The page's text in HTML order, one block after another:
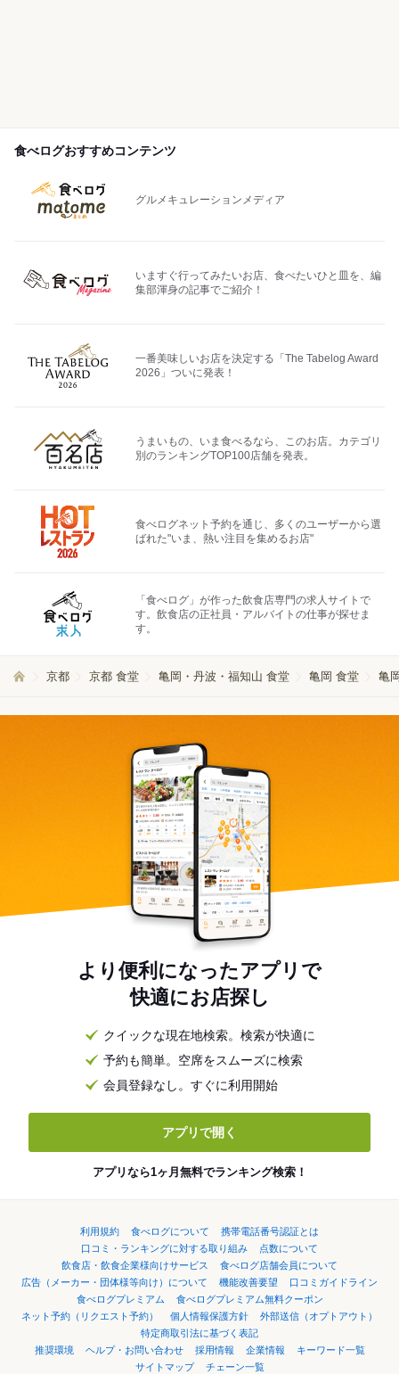
食べログおすすめコンテンツ
グルメキュレーションメディア
いますぐ行ってみたいお店、食べたいひと皿を、編
集部渾身の記事でご紹介！
一番美味しいお店を決定する「The Tabelog Award
2026」ついに発表！
うまいもの、いま食べるなら、このお店。カテゴリ
別のランキングTOP100店舗を発表。
食べログネット予約を通じ、多くのユーザーから選
ばれた"いま、熱い注目を集めるお店"
「食べログ」が作った飲食店専門の求人サイトで
す。飲食店の正社員・アルバイトの仕事が探せま
す。
京都 京都 食堂 亀岡・丹波・福知山 食堂 亀岡 食堂 亀
より便利になったアプリで
快適にお店探し
クイックな現在地検索。検索が快適に
予約も簡単。空席をスムーズに検索
会員登録なし。すぐに利用開始
アプリで開く
アプリなら1ヶ月無料でランキング検索！
利用規約 食べログについて
携帯電話番号認証とは
口コミ・ランキングに対する取り組み
点数について
飲食店・飲食企業様向けサービス
食べログ店舗会員について
広告（メーカー・団体様等向け）について
機能改善要望
口コミガイドライン
食べログプレミアム
食べログプレミアム無料クーポン
ネット予約（リクエスト予約）
個人情報保護方針
外部送信（オプトアウト）
特定商取引法に基づく表記
推奨環境
ヘルプ・お問い合わせ 採用情報 企業情報
キーワード一覧
サイトマップ
チェーン一覧